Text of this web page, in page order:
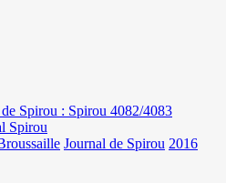
Spirou : Spirou 4082/4083
Spirou
Journal de Spirou 2016